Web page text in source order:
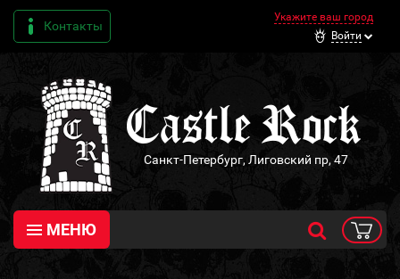
Контакты
Укажите ваш город
Войти
Санкт-Петербург, Лиговский пр, 47
МЕНЮ